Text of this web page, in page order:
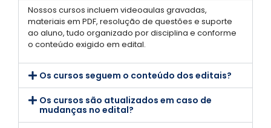
Nossos cursos incluem videoaulas gravadas,
materiais em PDF, resolução de questões e suporte
ao aluno, tudo organizado por disciplina e conforme
o conteúdo exigido em edital.
Os cursos seguem o conteúdo dos editais?
Os cursos são atualizados em caso de
mudanças no edital?